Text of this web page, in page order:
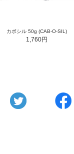
カボシル 50g (CAB-O-SIL)
1,760円